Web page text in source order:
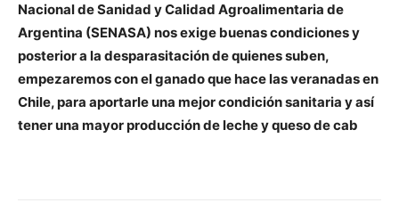
Nacional de Sanidad y Calidad Agroalimentaria de
Argentina (SENASA) nos exige buenas condiciones y
posterior a la desparasitación de quienes suben,
empezaremos con el ganado que hace las veranadas en
Chile, para aportarle una mejor condición sanitaria y así
tener una mayor producción de leche y queso de cab